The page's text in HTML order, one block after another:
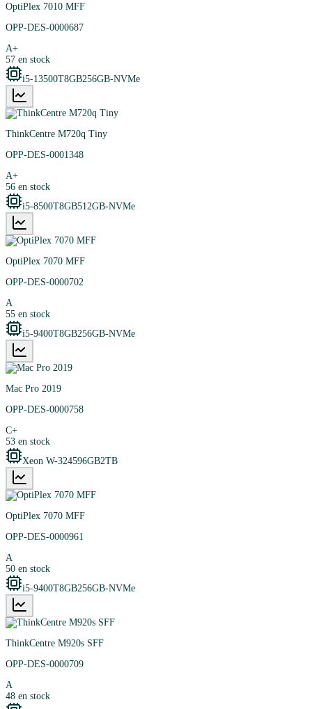
OptiPlex 7010 MFF
OPP-DES-0000687
A+
57 en stock
i5-13500T8GB256GB-NVMe
ThinkCentre M720q Tiny
OPP-DES-0001348
A+
56 en stock
i5-8500T8GB512GB-NVMe
OptiPlex 7070 MFF
OPP-DES-0000702
A
55 en stock
i5-9400T8GB256GB-NVMe
Mac Pro 2019
OPP-DES-0000758
C+
53 en stock
Xeon W-324596GB2TB
OptiPlex 7070 MFF
OPP-DES-0000961
A
50 en stock
i5-9400T8GB256GB-NVMe
ThinkCentre M920s SFF
OPP-DES-0000709
A
48 en stock